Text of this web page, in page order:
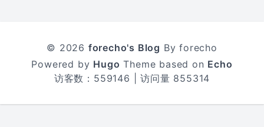
© 2026 forecho's Blog By forecho
Powered by Hugo Theme based on Echo
访客数： 559146 | 访问量 855314